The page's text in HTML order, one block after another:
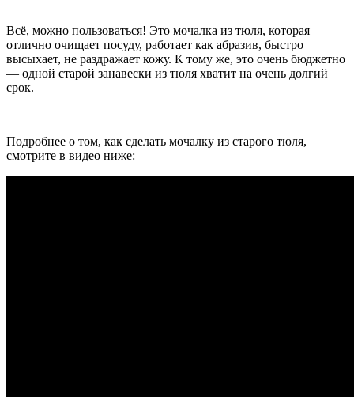
Всё, можно пользоваться! Это мочалка из тюля, которая
отлично очищает посуду, работает как абразив, быстро
высыхает, не раздражает кожу. К тому же, это очень бюджетно
— одной старой занавески из тюля хватит на очень долгий
срок.
Подробнее о том, как сделать мочалку из старого тюля,
смотрите в видео ниже: